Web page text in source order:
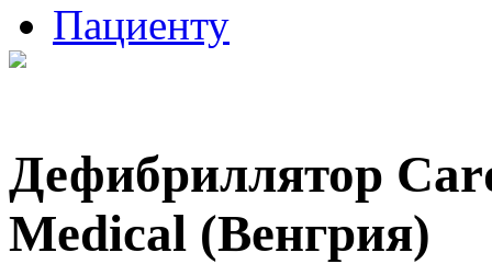
Пациенту
Дефибриллятор
Medical (Венгрия)